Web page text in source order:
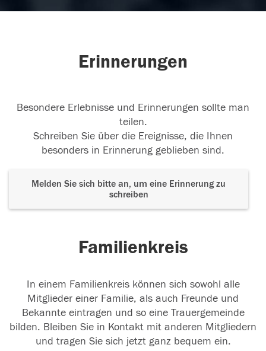
Erinnerungen
Besondere Erlebnisse und Erinnerungen sollte man
teilen.
Schreiben Sie über die Ereignisse, die Ihnen
besonders in Erinnerung geblieben sind.
Melden Sie sich bitte an, um eine Erinnerung zu
schreiben
Familienkreis
In einem Familienkreis können sich sowohl alle
Mitglieder einer Familie, als auch Freunde und
Bekannte eintragen und so eine Trauergemeinde
bilden. Bleiben Sie in Kontakt mit anderen Mitgliedern
und tragen Sie sich jetzt ganz bequem ein.